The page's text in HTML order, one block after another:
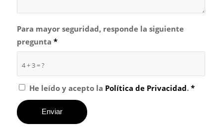
4 + 3 = ?
Para mayor seguridad, responde la siguiente
pregunta *
He leído y acepto la Política de Privacidad. *